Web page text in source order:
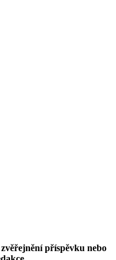
příspěvku nebo